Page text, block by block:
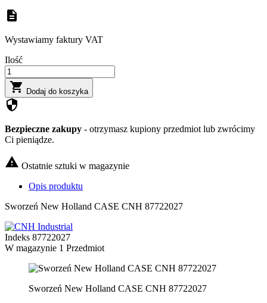
description
Wystawiamy faktury VAT
Ilość
 Dodaj do koszyka
security
Bezpieczne zakupy - otrzymasz kupiony przedmiot lub zwrócimy
Ci pieniądze.
 Ostatnie sztuki w magazynie
Opis produktu
Sworzeń New Holland CASE CNH 87722027
Indeks 87722027
W magazynie 1 Przedmiot
Sworzeń New Holland CASE CNH 87722027